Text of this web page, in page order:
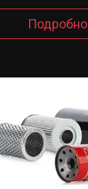
Подробно